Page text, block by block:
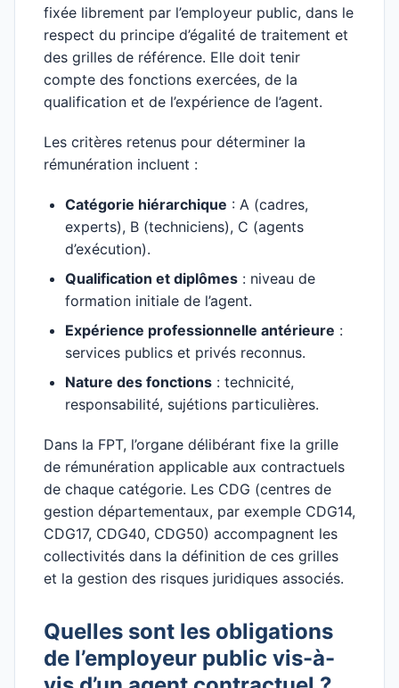
fixée librement par l’employeur public, dans le
respect du principe d’égalité de traitement et
des grilles de référence. Elle doit tenir
compte des fonctions exercées, de la
qualification et de l’expérience de l’agent.
Les critères retenus pour déterminer la
rémunération incluent :
Catégorie hiérarchique : A (cadres,
experts), B (techniciens), C (agents
d’exécution).
Qualification et diplômes : niveau de
formation initiale de l’agent.
Expérience professionnelle antérieure :
services publics et privés reconnus.
Nature des fonctions : technicité,
responsabilité, sujétions particulières.
Dans la FPT, l’organe délibérant fixe la grille
de rémunération applicable aux contractuels
de chaque catégorie. Les CDG (centres de
gestion départementaux, par exemple CDG14,
CDG17, CDG40, CDG50) accompagnent les
collectivités dans la définition de ces grilles
et la gestion des risques juridiques associés.
Quelles sont les obligations
de l’employeur public vis-à-